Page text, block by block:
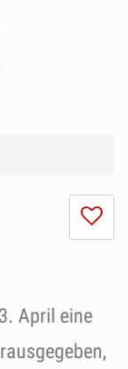
I
April eine